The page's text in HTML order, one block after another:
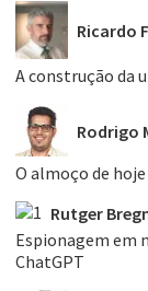
Ricardo
A construção da
Rodrigo
O almoço de hoje
Rutger
Espionagem em
ChatGPT